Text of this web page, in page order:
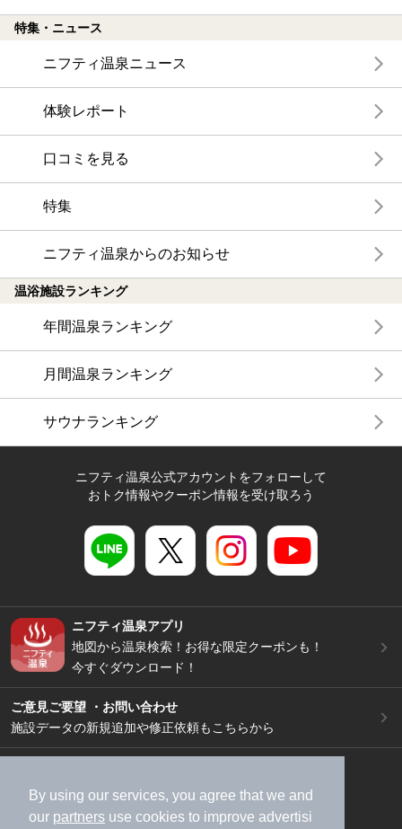
By using our services, you agree that we and
our partners use cookies to improve advertisi
特集・ニュース
ニフティ温泉ニュース
体験レポート
口コミを見る
特集
ニフティ温泉からのお知らせ
温浴施設ランキング
年間温泉ランキング
月間温泉ランキング
サウナランキング
ニフティ温泉公式アカウントをフォローして
おトク情報やクーポン情報を受け取ろう
ニフティ温泉アプリ
地図から温泉検索！お得な限定クーポンも！
今すぐダウンロード！
ご意見ご要望 ・お問い合わせ
施設データの新規追加や修正依頼もこちらから
加盟店募集（資料請求）
広告出稿のご案内
利用規約
ライフスタイルMEMBERS+規約